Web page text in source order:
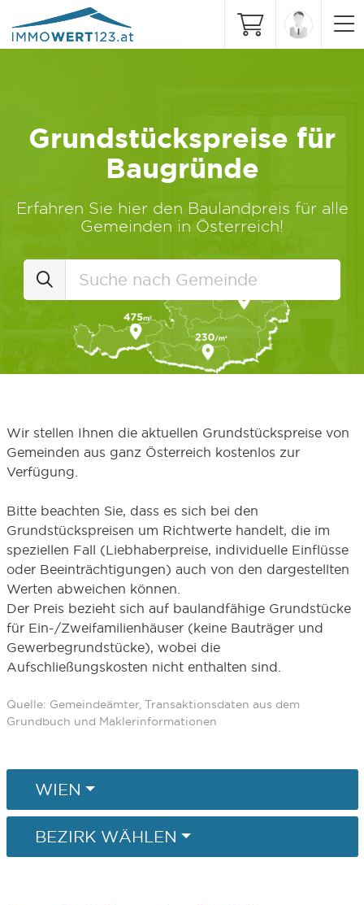
Grundstückspreise für
Baugründe
Erfahren Sie hier den Baulandpreis für alle
Gemeinden in Österreich!
Wir stellen Ihnen die aktuellen Grundstückspreise von
Gemeinden aus ganz Österreich kostenlos zur
Verfügung.
Bitte beachten Sie, dass es sich bei den
Grundstückspreisen um Richtwerte handelt, die im
speziellen Fall (Liebhaberpreise, individuelle Einflüsse
oder Beeinträchtigungen) auch von den dargestellten
Werten abweichen können.
Der Preis bezieht sich auf baulandfähige Grundstücke
für Ein-/Zweifamilienhäuser (keine Bauträger und
Gewerbegrundstücke), wobei die
Aufschließungskosten nicht enthalten sind.
Quelle: Gemeindeämter, Transaktionsdaten aus dem
Grundbuch und Maklerinformationen
WIEN
BEZIRK WÄHLEN